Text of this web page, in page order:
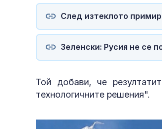
След изтеклото
Зеленски: Русия не се
Той добави, че
технологичните решения".